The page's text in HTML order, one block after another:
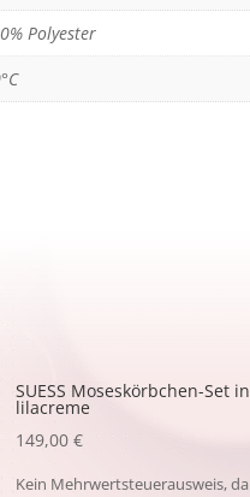
Polyester
SUESS Moseskörbchen-Set in
lilacreme
149,00€
Kein Mehrwertsteuerausweis, da